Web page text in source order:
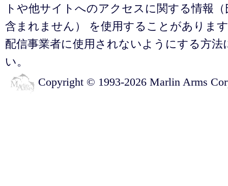
トや他サイトへのアクセスに関する情報
含まれません） を使用することがありま
配信事業者に使用されないようにする方法
い。
Copyright © 1993-2026 Marlin Arms